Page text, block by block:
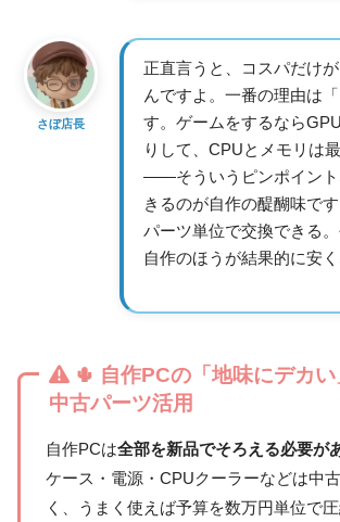
さぼ店長
正直言うと、コスパだけ
んですよ。一番の理由は
す。ゲームをするなら
りして、CPUとメモリは
——そういうピンポイント
きるのが自作の醍醐味で
パーツ単位で交換できる
自作のほうが結果的に安く
🌵 自作PCの「地味にデカい
中古パーツ活用
自作PCは全部を新品でそろえる必要が
ケース・電源・CPUクーラーなどは中
く、うまく使えば予算を数万円単位で圧